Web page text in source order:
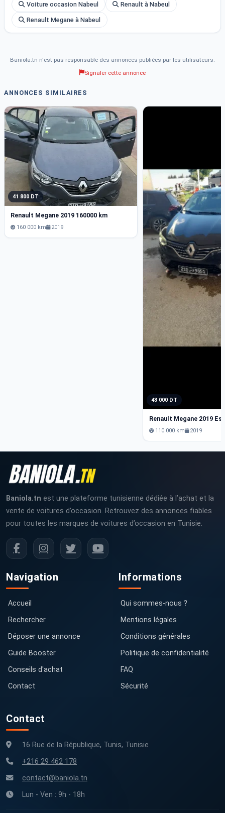
Voiture occasion Nabeul Renault à Nabeul
Renault Megane à Nabeul
Baniola.tn n'est pas responsable des annonces publiées par les utilisateurs.
Signaler cette annonce
ANNONCES SIMILAIRES
41 800 DT
Renault Megane 2019 160000 km
160 000 km 2019
43 000 DT
Renault Megane 2019
110 000 km 2019
Baniola.tn est une plateforme tunisienne dédiée à l’achat et la
vente de voitures d’occasion. Retrouvez des annonces fiables
pour toutes les marques de voitures d’occasion en Tunisie.
Navigation
Accueil
Rechercher
Déposer une annonce
Guide Booster
Conseils d'achat
Contact
Informations
Qui sommes-nous ?
Mentions légales
Conditions générales
Politique de confidentialité
FAQ
Sécurité
Contact
16 Rue de la République, Tunis, Tunisie
+216 29 462 178
contact@baniola.tn
Lun - Ven : 9h - 18h